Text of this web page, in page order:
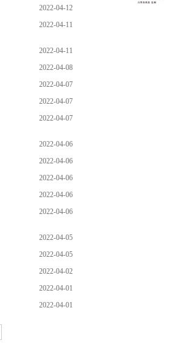
2022-04-12
2022-04-11
2022-04-11
2022-04-08
2022-04-07
2022-04-07
2022-04-07
2022-04-06
2022-04-06
2022-04-06
2022-04-06
2022-04-06
2022-04-05
2022-04-05
2022-04-02
2022-04-01
2022-04-01